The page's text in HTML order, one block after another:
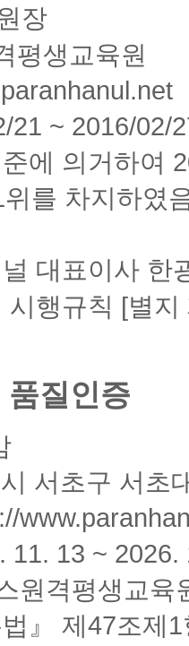
장
평생교육원
21 ~ 2016/02/
에 의거하여
를 차지하였
대표이사 한
시행규칙 [별지
품질인증
서초구 서초
11. 13 ~ 2026.
원격평생교육
법』 제47조